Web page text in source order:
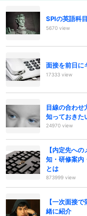
SPIの英語科
5670 view
面接を前日に
17333 view
目線の合わせ
知っておきた
24970 view
【内定先へ
知・研修案内
とは
873999 view
【一次面接
緒に紹介